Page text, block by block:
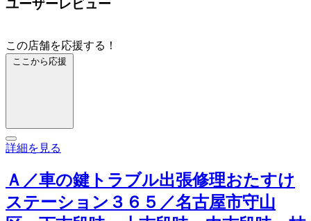
ユーザーレビュー
この店舗を応援する！
ここから応援
詳細を見る
Ａ／車の鍵トラブル出張修理おたすけ
ステーション３６５／名古屋市守山